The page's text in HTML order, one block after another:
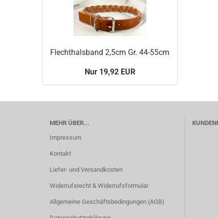
Flechthalsband 2,5cm Gr. 44-55cm
Nur 19,92 EUR
MEHR ÜBER...
Impressum
Kontakt
Liefer- und Versandkosten
Widerrufsrecht & Widerrufsformular
Allgemeine Geschäftsbedingungen (AGB)